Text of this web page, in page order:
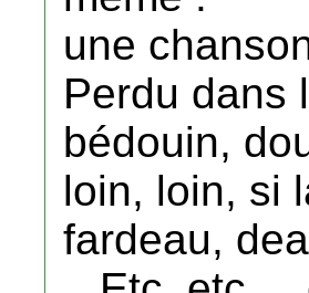
une
Perdu dans
bédouin,
loin, loin, si
fardeau,